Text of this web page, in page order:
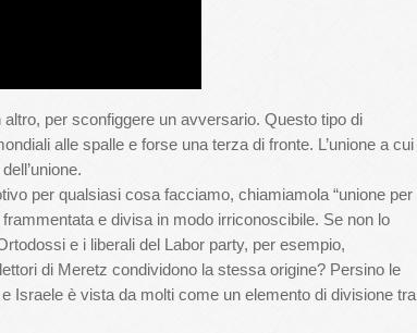
per sconfiggere un avversario. Questo tipo di
alle spalle e forse una terza di fronte. L’unione a cui
per qualsiasi cosa facciamo, chiamiamola “unione per
e divisa in modo irriconoscibile. Se non lo
e i liberali del Labor party, per esempio,
di Meretz condividono la stessa origine? Persino le
Israele è vista da molti come un elemento di divisione tra